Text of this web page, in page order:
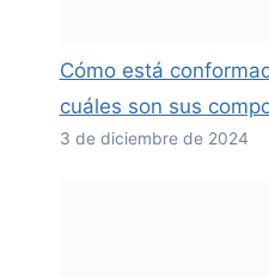
Cómo está
cuáles son sus
3 de diciembre de 2024